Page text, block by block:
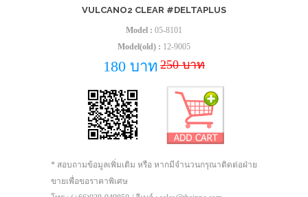
VULCANO2 CLEAR #DELTAPLUS
Model : 05-8101
Model(old) : 12-9005
180 บาท 250 บาท
* สอบถามข้อมูลเพิ่มเติม หรือ หากมีจำนวนกรุณาติดต่อฝ่าย
ขายเพื่อขอราคาพิเศษ